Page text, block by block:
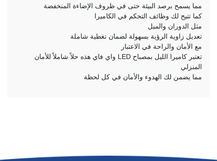
مما يسمح برصد البيئة حتى في ظروف الإضاءة المنخفضة
كما تتيح لك وظائف التحكم في الكاميرا
مثل الدوران والميل
تعديل زاوية الرؤية بسهولة لضمان تغطية شاملة
مع الأمان والراحة في الاعتبار
تعتبر كاميرا الليل بمصباح LED واي فاي هذه حلاً شاملاً للأمان
المنزلي
مما يضمن لك الهدوء والأمان في كل لحظة